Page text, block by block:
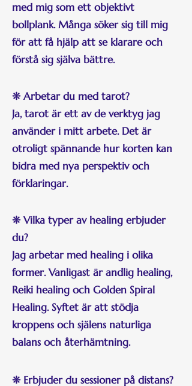
med mig som ett objektivt
bollplank. Många söker sig till mig
för att få hjälp att se klarare och
förstå sig själva bättre.
❊ Arbetar du med tarot?
Ja, tarot är ett av de verktyg jag
använder i mitt arbete. Det är
otroligt spännande hur korten kan
bidra med nya perspektiv och
förklaringar.
❊ Vilka typer av healing erbjuder
du?
Jag arbetar med healing i olika
former. Vanligast är andlig healing,
Reiki healing och Golden Spiral
Healing. Syftet är att stödja
kroppens och själens naturliga
balans och återhämtning.
❊ Erbjuder du sessioner på distans?